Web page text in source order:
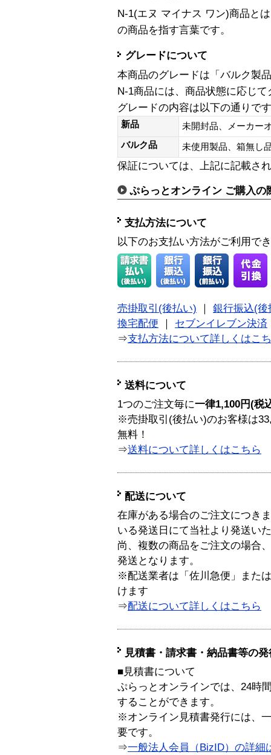
N-1(エヌ マイナス ワン)商品と
の商品を指す言葉です。
グレードについて
本商品のグレードは「バルク製
N-1商品には、商品状態に応じ
グレードの内容は以下の通りで
新品
未開封品、メーカー
バルク品
未使用製品、箱無
保証については、上記に記載さ
ぷらっとオンライン ご購入の
支払方法について
以下のお支払い方法がご利用で
売掛取引(後払い)
銀行振込(後
換宅配便
セブンイレブン決済
⇒支払方法について詳しくはこ
送料について
1つのご注文毎に一律1,100円(税
※売掛取引(後払い)のお客様は
無料！
⇒送料について詳しくはこちら
配送について
在庫がある場合のご注文につき
いる発送日にて当社より発送い
尚、複数の商品をご注文の場合
発送となります。
※配送業者は「佐川急便」また
けます
⇒配送について詳しくはこちら
見積書・請求書・納品書等の
■見積書について
ぷらっとオンラインでは、24時
することができます。
※オンライン見積書発行には、
要です。
⇒一般法人会員（BizID）の詳細